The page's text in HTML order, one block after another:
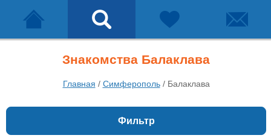
Знакомства Балаклава
Главная / Симферополь/ Балаклава
Фильтр